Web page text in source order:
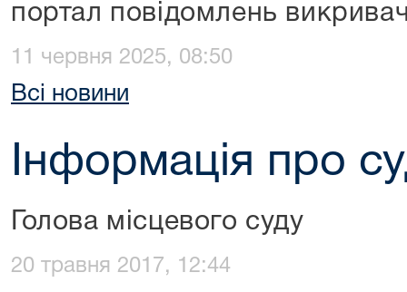
портал повідомлень
11 червня 2025, 08:50
Всі новини
Інформація про
Голова місцевого суду
20 травня 2017, 12:44